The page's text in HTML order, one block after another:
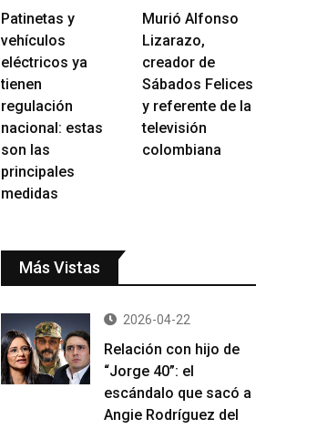
Patinetas y
vehículos
eléctricos ya
tienen
regulación
nacional: estas
son las
principales
medidas
Murió Alfonso
Lizarazo,
creador de
Sábados Felices
y referente de la
televisión
colombiana
Más Vistas
2026-04-22
Relación con hijo de
“Jorge 40”: el
escándalo que sacó a
Angie Rodríguez del